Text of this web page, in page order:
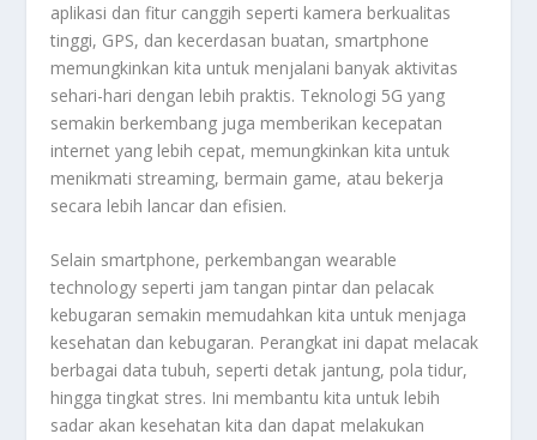
aplikasi dan fitur canggih seperti kamera berkualitas
tinggi, GPS, dan kecerdasan buatan, smartphone
memungkinkan kita untuk menjalani banyak aktivitas
sehari-hari dengan lebih praktis. Teknologi 5G yang
semakin berkembang juga memberikan kecepatan
internet yang lebih cepat, memungkinkan kita untuk
menikmati streaming, bermain game, atau bekerja
secara lebih lancar dan efisien.
Selain smartphone, perkembangan wearable
technology seperti jam tangan pintar dan pelacak
kebugaran semakin memudahkan kita untuk menjaga
kesehatan dan kebugaran. Perangkat ini dapat melacak
berbagai data tubuh, seperti detak jantung, pola tidur,
hingga tingkat stres. Ini membantu kita untuk lebih
sadar akan kesehatan kita dan dapat melakukan